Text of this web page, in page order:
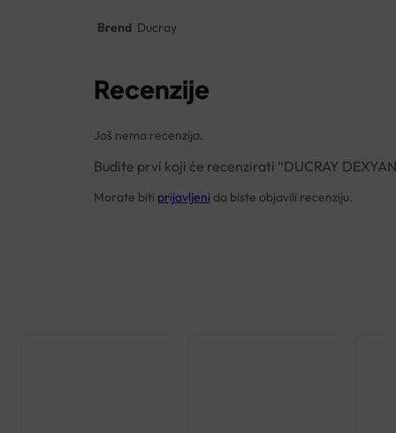
Brend Ducray
Recenzije
Još nema recenzija.
Budite prvi koji će recenzirati “DUCRAY
Morate biti prijavljeni da biste objavili recenziju.